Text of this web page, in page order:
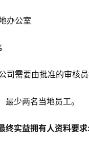
办公室
司需要由批准的审核
少两名当地员工。
终实益拥有人资料要